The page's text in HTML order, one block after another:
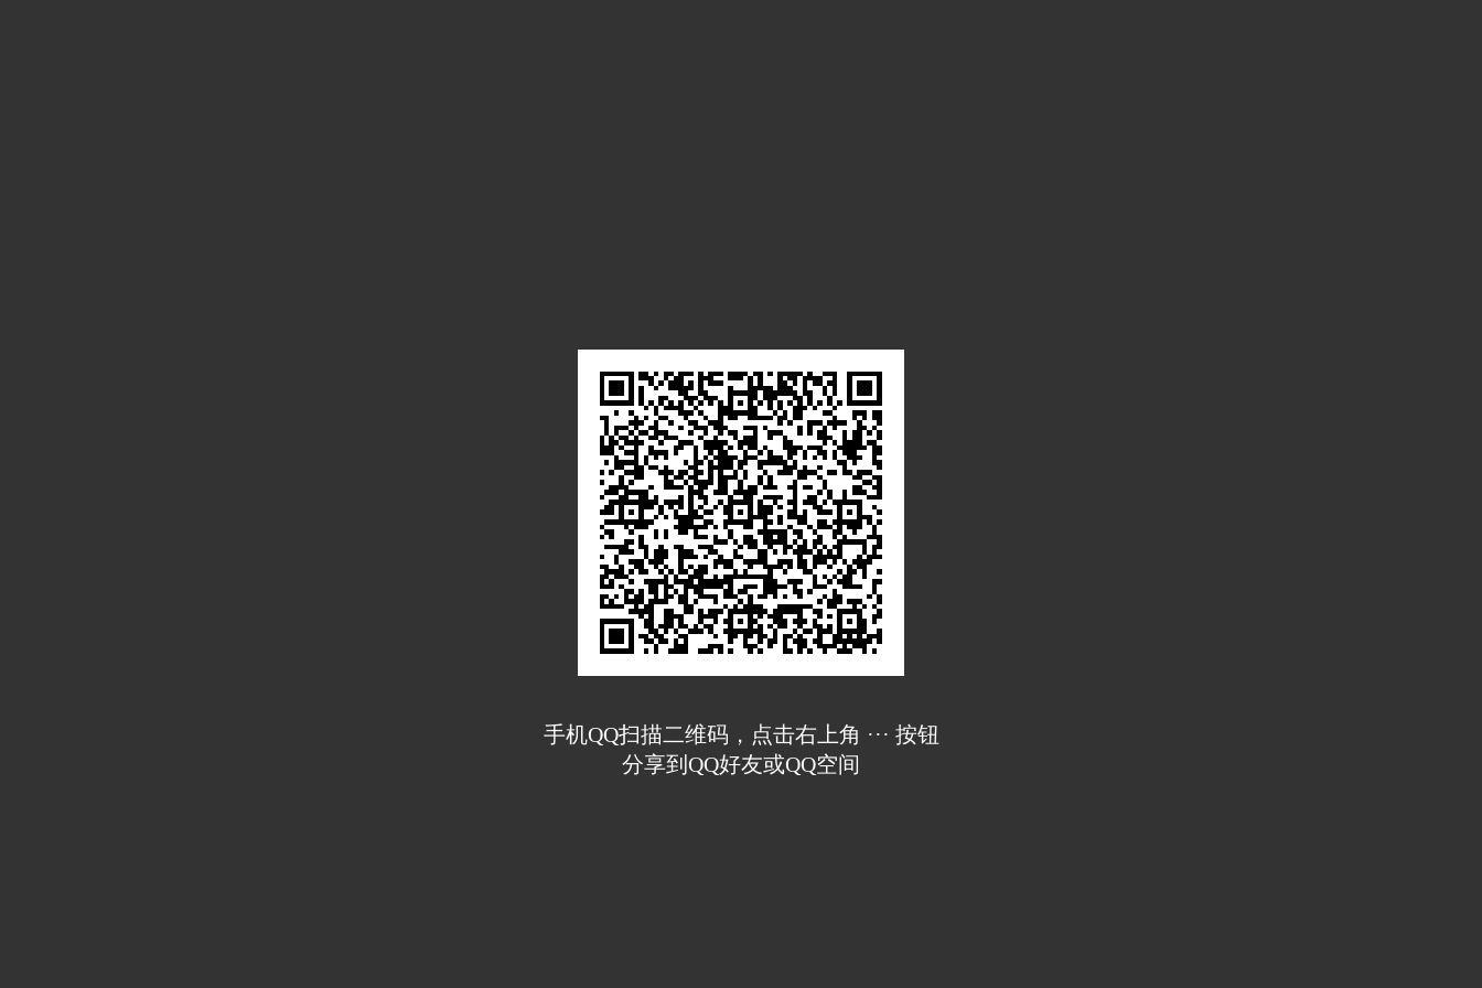
手机QQ扫描二维码，点击右上角 ··· 按钮
分享到QQ好友或QQ空间